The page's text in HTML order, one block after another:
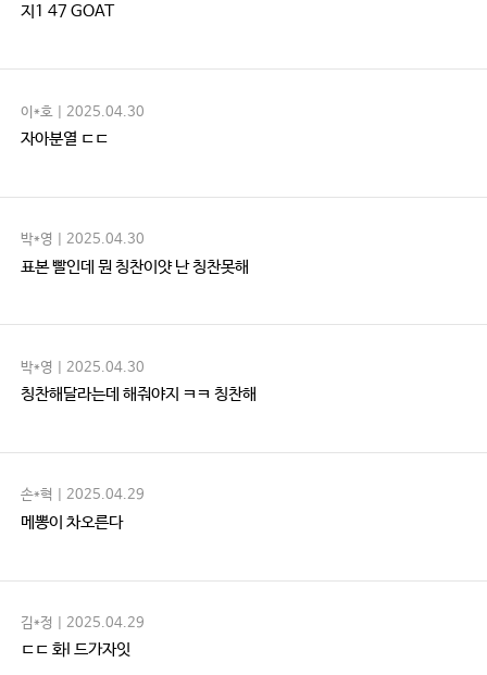
지1 47 GOAT
이*호 | 2025.04.30
자아분열 ㄷㄷ
박*영 | 2025.04.30
표본 빨인데 뭔 칭찬이얏 난 칭찬못해
박*영 | 2025.04.30
칭찬해달라는데 해줘야지 ㅋㅋ 칭찬해
손*혁 | 2025.04.29
메뽕이 차오른다
김*정 | 2025.04.29
ㄷㄷ 화I 드가자잇